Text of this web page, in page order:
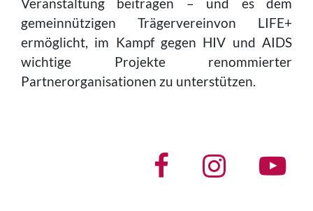
gemeinnützigen Trägervereinvon LIFE+
ermöglicht, im Kampf gegen HIV und AIDS
wichtige Projekte renommierter
Partnerorganisationen zu unterstützen.